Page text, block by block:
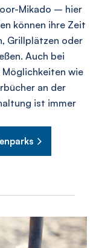
Mikado – hier
können ihre Zeit
Grillplätzen oder
Auch bei
wie
an der
ist immer